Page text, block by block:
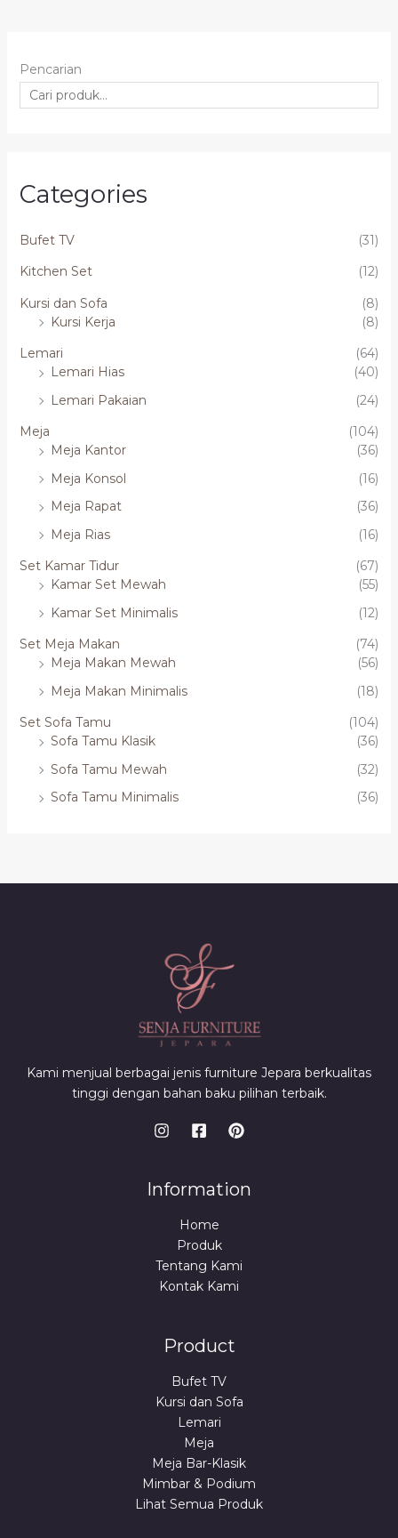
Pencarian
Categories
Bufet TV
(31)
Kitchen Set
(12)
Kursi dan Sofa
(8)
Kursi Kerja
(8)
Lemari
(64)
Lemari Hias
(40)
Lemari Pakaian
(24)
Meja
(104)
Meja Kantor
(36)
Meja Konsol
(16)
Meja Rapat
(36)
Meja Rias
(16)
Set Kamar Tidur
(67)
Kamar Set Mewah
(55)
Kamar Set Minimalis
(12)
Set Meja Makan
(74)
Meja Makan Mewah
(56)
Meja Makan Minimalis
(18)
Set Sofa Tamu
(104)
Sofa Tamu Klasik
(36)
Sofa Tamu Mewah
(32)
Sofa Tamu Minimalis
(36)
Kami menjual berbagai jenis furniture Jepara berkualitas
tinggi dengan bahan baku pilihan terbaik.
Information
Home
Produk
Tentang Kami
Kontak Kami
Product
Bufet TV
Kursi dan Sofa
Lemari
Meja
Meja Bar-Klasik
Mimbar & Podium
Lihat Semua Produk